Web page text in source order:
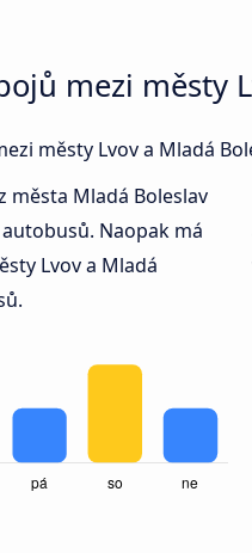
mezi městy
městy Lvov a Mladá
města Mladá Boleslav
Naopak má
Lvov a Mladá